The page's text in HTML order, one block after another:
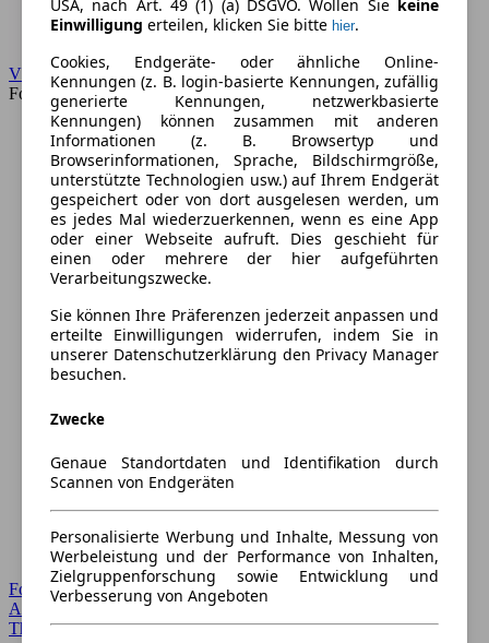
VW
Forum
Forum Startseite
Alle Auto-Foren
Themen-Forum
USA, nach Art. 49 (1) (a) DSGVO. Wollen Sie keine
Einwilligung erteilen, klicken Sie bitte hier.
Cookies, Endgeräte- oder ähnliche Online-
Kennungen (z. B. login-basierte Kennungen, zufällig
generierte Kennungen, netzwerkbasierte
Kennungen) können zusammen mit anderen
Informationen (z. B. Browsertyp und
Browserinformationen, Sprache, Bildschirmgröße,
unterstützte Technologien usw.) auf Ihrem Endgerät
gespeichert oder von dort ausgelesen werden, um
es jedes Mal wiederzuerkennen, wenn es eine App
oder einer Webseite aufruft. Dies geschieht für
einen oder mehrere der hier aufgeführten
Verarbeitungszwecke.
Sie können Ihre Präferenzen jederzeit anpassen und
erteilte Einwilligungen widerrufen, indem Sie in
unserer Datenschutzerklärung den Privacy Manager
besuchen.
Zwecke
Genaue Standortdaten und Identifikation durch
Scannen von Endgeräten
Personalisierte Werbung und Inhalte, Messung von
Werbeleistung und der Performance von Inhalten,
Zielgruppenforschung sowie Entwicklung und
Verbesserung von Angeboten